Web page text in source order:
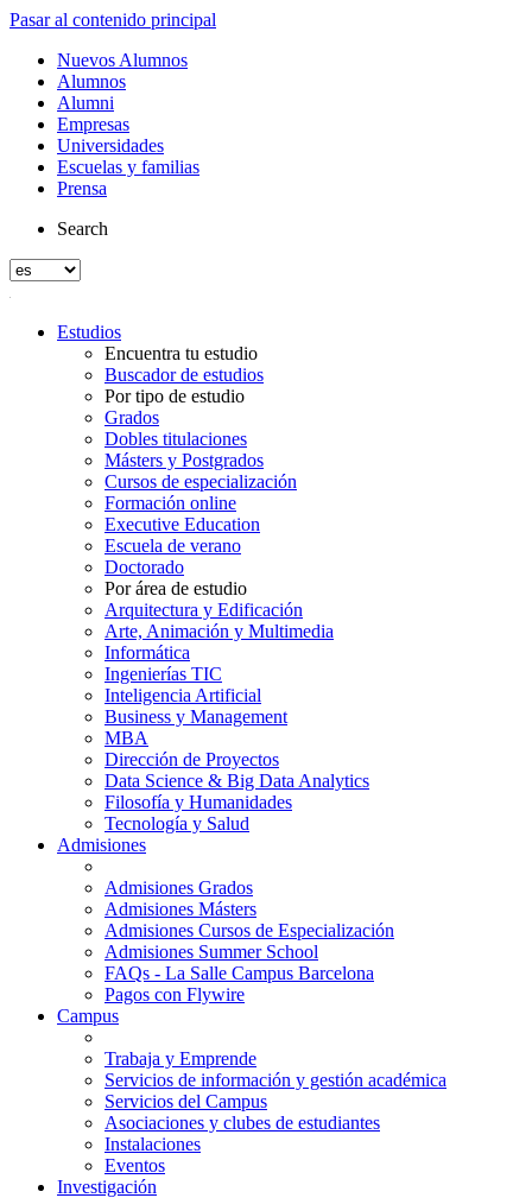
Pasar al contenido principal
Nuevos Alumnos
Alumnos
Alumni
Empresas
Universidades
Escuelas y familias
Prensa
Search
Estudios
Encuentra tu estudio
Buscador de estudios
Por tipo de estudio
Grados
Dobles titulaciones
Másters y Postgrados
Cursos de especialización
Formación online
Executive Education
Escuela de verano
Doctorado
Por área de estudio
Arquitectura y Edificación
Arte, Animación y Multimedia
Informática
Ingenierías TIC
Inteligencia Artificial
Business y Management
MBA
Dirección de Proyectos
Data Science & Big Data Analytics
Filosofía y Humanidades
Tecnología y Salud
Admisiones
Admisiones Grados
Admisiones Másters
Admisiones Cursos de Especialización
Admisiones Summer School
FAQs - La Salle Campus Barcelona
Pagos con Flywire
Campus
Trabaja y Emprende
Servicios de información y gestión académica
Servicios del Campus
Asociaciones y clubes de estudiantes
Instalaciones
Eventos
Investigación